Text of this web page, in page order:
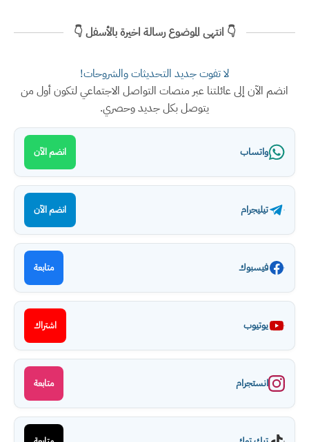
👇 انتهى الموضوع رسالة اخيرة بالأسفل 👇
لا تفوت جديد التحديثات والشروحات!
انضم الآن إلى عائلتنا عبر منصات التواصل الاجتماعي لتكون أول من
يتوصل بكل جديد وحصري.
واتساب انضم الآن
تيليجرام انضم الآن
فيسبوك متابعة
يوتيوب اشتراك
انستجرام متابعة